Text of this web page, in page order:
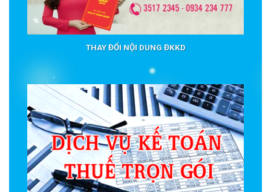
THAY ĐỔI NỘI DUNG ĐKKD